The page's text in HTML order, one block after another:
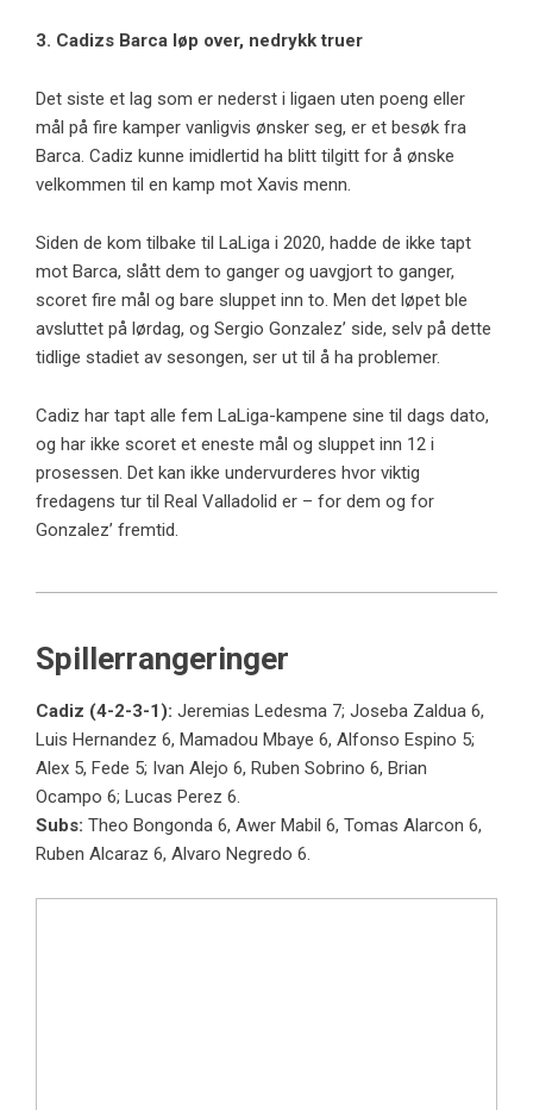
3. Cadizs Barca løp over, nedrykk truer
Det siste et lag som er nederst i ligaen uten poeng eller
mål på fire kamper vanligvis ønsker seg, er et besøk fra
Barca. Cadiz kunne imidlertid ha blitt tilgitt for å ønske
velkommen til en kamp mot Xavis menn.
Siden de kom tilbake til LaLiga i 2020, hadde de ikke tapt
mot Barca, slått dem to ganger og uavgjort to ganger,
scoret fire mål og bare sluppet inn to. Men det løpet ble
avsluttet på lørdag, og Sergio Gonzalez’ side, selv på dette
tidlige stadiet av sesongen, ser ut til å ha problemer.
Cadiz har tapt alle fem LaLiga-kampene sine til dags dato,
og har ikke scoret et eneste mål og sluppet inn 12 i
prosessen. Det kan ikke undervurderes hvor viktig
fredagens tur til Real Valladolid er – for dem og for
Gonzalez’ fremtid.
Spillerrangeringer
Cadiz (4-2-3-1): Jeremias Ledesma 7; Joseba Zaldua 6,
Luis Hernandez 6, Mamadou Mbaye 6, Alfonso Espino 5;
Alex 5, Fede 5; Ivan Alejo 6, Ruben Sobrino 6, Brian
Ocampo 6; Lucas Perez 6.
Subs: Theo Bongonda 6, Awer Mabil 6, Tomas Alarcon 6,
Ruben Alcaraz 6, Alvaro Negredo 6.